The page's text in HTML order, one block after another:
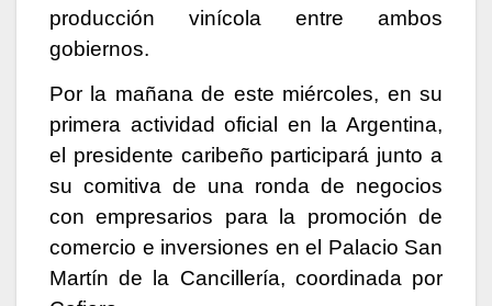
producción vinícola entre ambos
gobiernos.
Por la mañana de este miércoles, en su
primera actividad oficial en la Argentina,
el presidente caribeño participará junto a
su comitiva de una ronda de negocios
con empresarios para la promoción de
comercio e inversiones en el Palacio San
Martín de la Cancillería, coordinada por